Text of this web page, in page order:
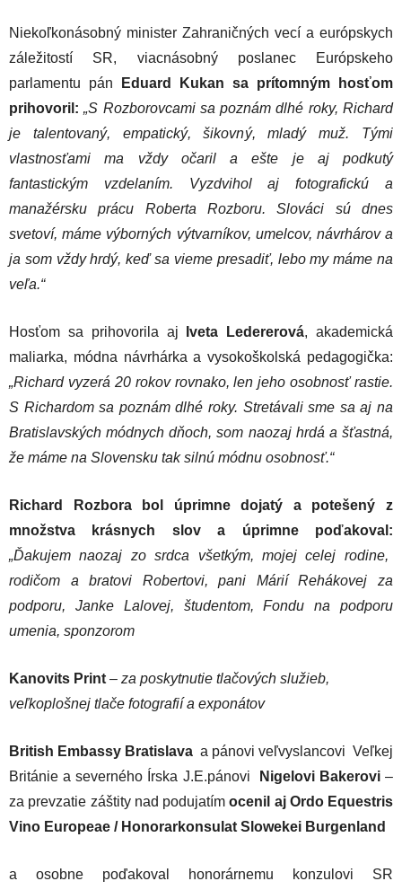
Niekoľkonásobný minister Zahraničných vecí a európskych
záležitostí SR, viacnásobný poslanec Európskeho
parlamentu pán
Eduard Kukan sa prítomným hosťom
prihovoril:„S Rozborovcami sa poznám dlhé roky, Richard
je talentovaný, empatický, šikovný, mladý muž. Tými
vlastnosťami ma vždy očaril a ešte je aj podkutý
fantastickým vzdelaním. Vyzdvihol aj fotografickú a
manažérsku prácu Roberta Rozboru. Slováci sú dnes
svetoví, máme výborných výtvarníkov, umelcov, návrhárov a
ja som vždy hrdý, keď sa vieme presadiť, lebo my máme na
veľa.“
Hosťom sa prihovorila aj Iveta Ledererová, akademická
maliarka, módna návrhárka a vysokoškolská pedagogička:
„Richard vyzerá 20 rokov rovnako, len jeho osobnosť rastie.
S Richardom sa poznám dlhé roky. Stretávali sme sa aj na
Bratislavských módnych dňoch, som naozaj hrdá a šťastná,
že máme na Slovensku tak silnú módnu osobnosť.“
Richard Rozbora bol úprimne dojatý a potešený z
množstva krásnych slov a úprimne poďakoval:
„Ďakujem naozaj zo srdca všetkým, mojej celej rodine,
rodičom a bratovi Robertovi, pani Márií Rehákovej za
podporu, Janke Lalovej, študentom, Fondu na podporu
umenia, sponzorom
Kanovits Print – za poskytnutie tlačových služieb,
veľkoplošnej tlače fotografií a exponátov
British Embassy Bratislava a pánovi veľvyslancovi Veľkej
Británie a severného Írska J.E.pánovi
Nigelovi Bakerovi –
za prevzatie záštity nad podujatímocenil aj Ordo Equestris
Vino Europeae / Honorarkonsulat Slowekei Burgenland
a osobne poďakoval honorárnemu konzulovi SR